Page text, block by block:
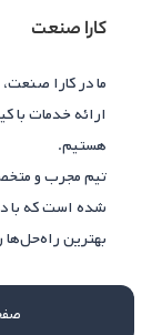
کارا صنعت
ما در کارا
ارائه خدمات با
هستیم.
تیم مجرب و
شده است که با
بهترین راه‌حل‌ها